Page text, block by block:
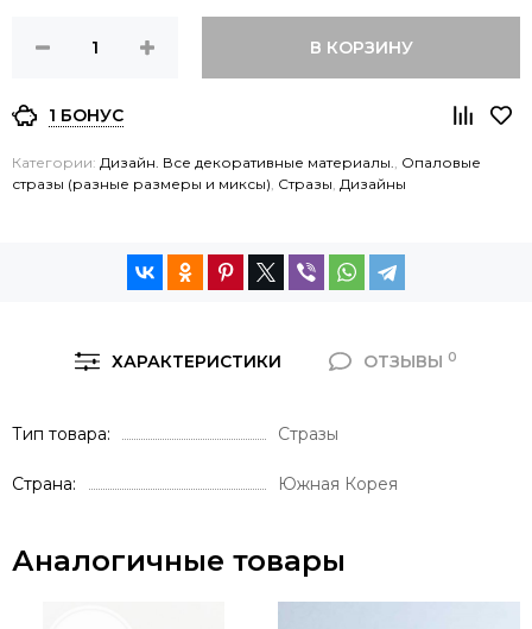
В КОРЗИНУ
1 БОНУС
Категории: Дизайн. Все декоративные материалы., Опаловые
стразы (разные размеры и миксы), Стразы, Дизайны
ХАРАКТЕРИСТИКИ ОТЗЫВЫ 0
Тип товара Стразы
Страна Южная Корея
Аналогичные товары